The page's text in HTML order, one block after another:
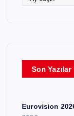
Son Yazılar
Eurovision